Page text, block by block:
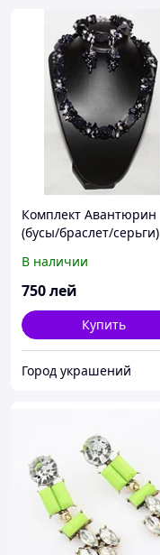
Комплект Авантюрин
(бусы/браслет/серьги)
В наличии
750лей
Купить
Город украшений